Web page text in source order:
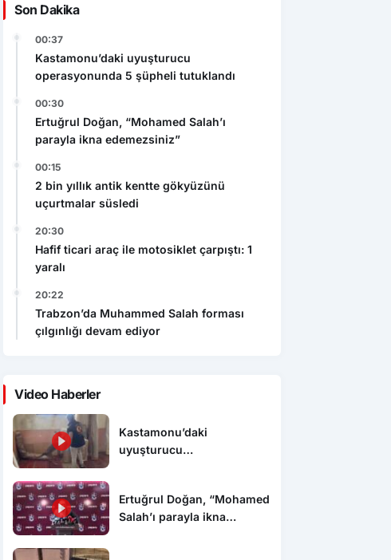
Son Dakika
00:37
Kastamonu’daki uyuşturucu
operasyonunda 5 şüpheli tutuklandı
00:30
Ertuğrul Doğan, “Mohamed Salah’ı
parayla ikna edemezsiniz”
00:15
2 bin yıllık antik kentte gökyüzünü
uçurtmalar süsledi
20:30
Hafif ticari araç ile motosiklet çarpıştı: 1
yaralı
20:22
Trabzon’da Muhammed Salah forması
çılgınlığı devam ediyor
Video Haberler
Kastamonu’daki
uyuşturucu
Ertuğrul Doğan, “Mohamed
Salah’ı parayla ikna